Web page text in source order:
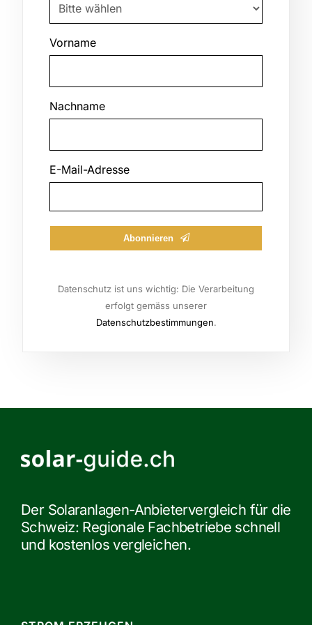
Vorname
Nachname
E-Mail-Adresse
Phone
Abonnieren
Datenschutz ist uns wichtig: Die Verarbeitung
erfolgt gemäss unserer
Datenschutzbestimmungen.
Der Solaranlagen-Anbietervergleich für die
Schweiz: Regionale Fachbetriebe schnell
und kostenlos vergleichen.